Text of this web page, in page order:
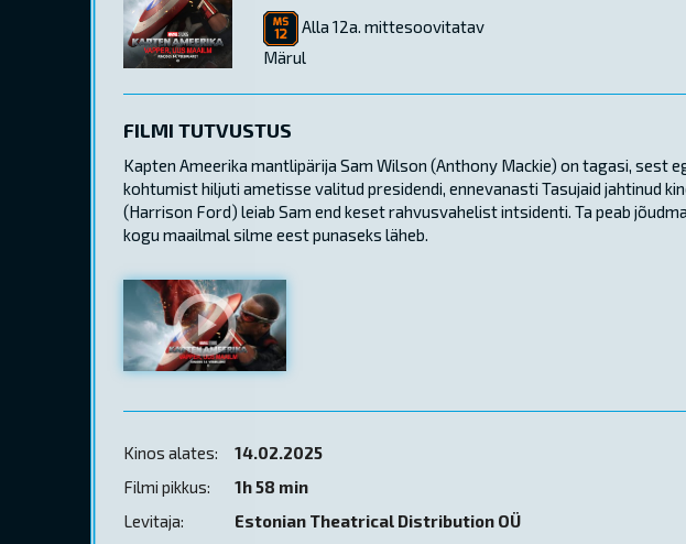
Alla 12a. mittesoovitatav
Märul
FILMI TUTVUSTUS
Kapten Ameerika mantlipärija Sam Wilson (Anthony Mackie) on tagasi, sest
kohtumist hiljuti ametisse valitud presidendi, ennevanasti Tasujaid jahtinud
(Harrison Ford) leiab Sam end keset rahvusvahelist intsidenti. Ta peab
kogu maailmal silme eest punaseks läheb.
Kinos alates:
14.02.2025
Filmi pikkus:
1h 58 min
Levitaja:
Estonian Theatrical Distribution OÜ